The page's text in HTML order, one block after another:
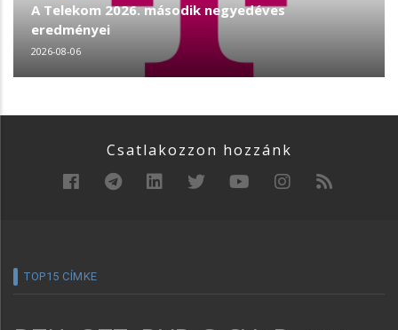
A Telekom 2026. második negyedéves
eredményei
2026-08-06
Csatlakozzon hozzánk
TOP15 CÍMKE